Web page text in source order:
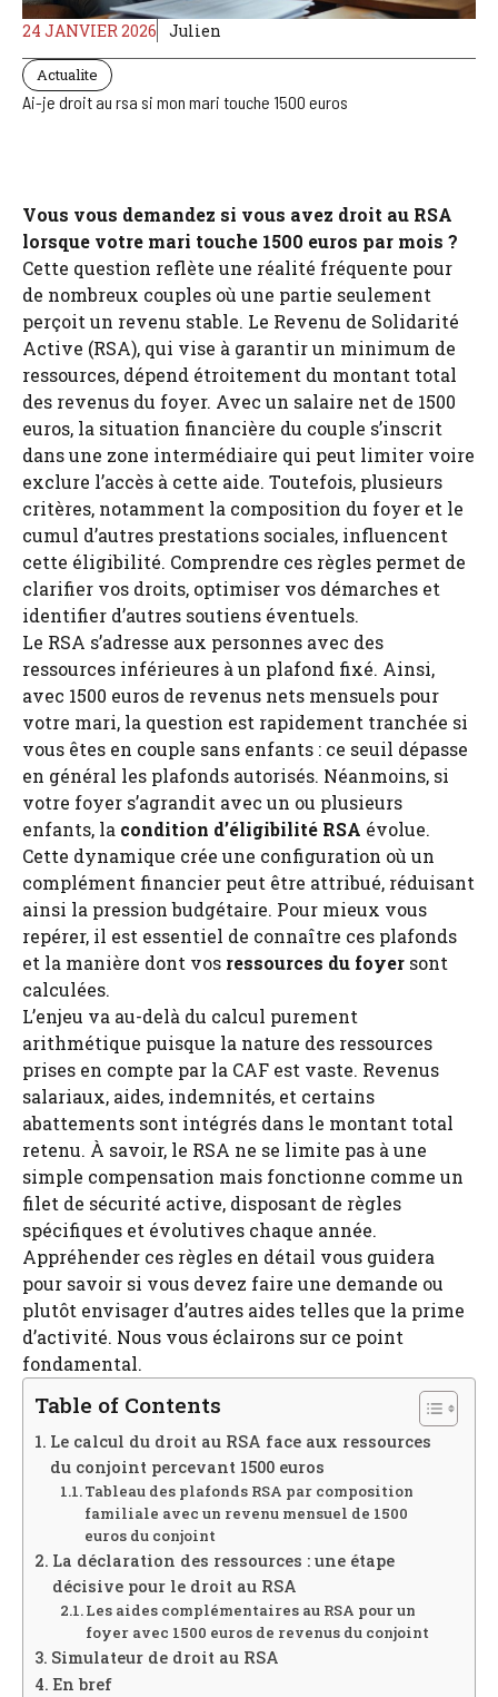
24 JANVIER 2026 Julien
Actualite
Ai-je droit au rsa si mon mari touche 1500 euros
Vous vous demandez si vous avez droit au RSA
lorsque votre mari touche 1500 euros par mois ?
Cette question reflète une réalité fréquente pour
de nombreux couples où une partie seulement
perçoit un revenu stable. Le Revenu de Solidarité
Active (RSA), qui vise à garantir un minimum de
ressources, dépend étroitement du montant total
des revenus du foyer. Avec un salaire net de 1500
euros, la situation financière du couple s’inscrit
dans une zone intermédiaire qui peut limiter voire
exclure l’accès à cette aide. Toutefois, plusieurs
critères, notamment la composition du foyer et le
cumul d’autres prestations sociales, influencent
cette éligibilité. Comprendre ces règles permet de
clarifier vos droits, optimiser vos démarches et
identifier d’autres soutiens éventuels.
Le RSA s’adresse aux personnes avec des
ressources inférieures à un plafond fixé. Ainsi,
avec 1500 euros de revenus nets mensuels pour
votre mari, la question est rapidement tranchée si
vous êtes en couple sans enfants : ce seuil dépasse
en général les plafonds autorisés. Néanmoins, si
votre foyer s’agrandit avec un ou plusieurs
enfants, la condition d’éligibilité RSA évolue.
Cette dynamique crée une configuration où un
complément financier peut être attribué, réduisant
ainsi la pression budgétaire. Pour mieux vous
repérer, il est essentiel de connaître ces plafonds
et la manière dont vos ressources du foyer sont
calculées.
L’enjeu va au-delà du calcul purement
arithmétique puisque la nature des ressources
prises en compte par la CAF est vaste. Revenus
salariaux, aides, indemnités, et certains
abattements sont intégrés dans le montant total
retenu. À savoir, le RSA ne se limite pas à une
simple compensation mais fonctionne comme un
filet de sécurité active, disposant de règles
spécifiques et évolutives chaque année.
Appréhender ces règles en détail vous guidera
pour savoir si vous devez faire une demande ou
plutôt envisager d’autres aides telles que la prime
d’activité. Nous vous éclairons sur ce point
fondamental.
Table of Contents
Le calcul du droit au RSA face aux ressources
du conjoint percevant 1500 euros
Tableau des plafonds RSA par composition
familiale avec un revenu mensuel de 1500
euros du conjoint
La déclaration des ressources : une étape
décisive pour le droit au RSA
Les aides complémentaires au RSA pour un
foyer avec 1500 euros de revenus du conjoint
Simulateur de droit au RSA
En bref